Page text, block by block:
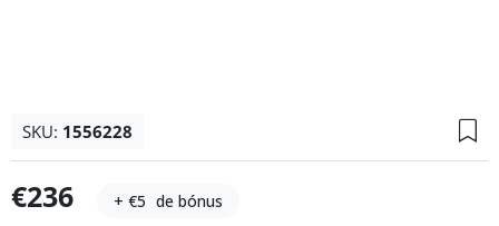
SKU: 1556228
€236 + €5 de bónus